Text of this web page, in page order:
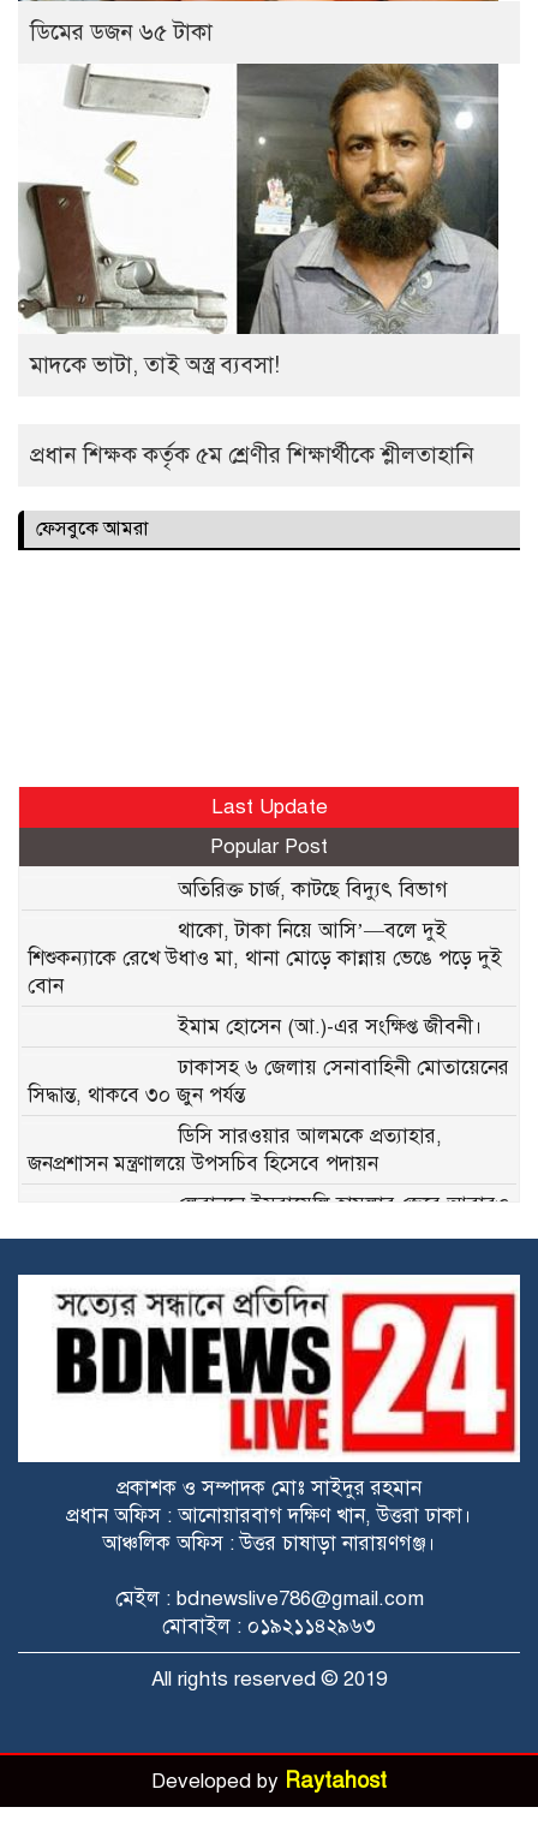
ডিমের ডজন ৬৫ টাকা
মাদকে ভাটা, তাই অস্ত্র ব্যবসা!
প্রধান শিক্ষক কর্তৃক ৫ম শ্রেণীর শিক্ষার্থীকে শ্লীলতাহানি
ফেসবুকে আমরা
Last Update
Popular Post
অতিরিক্ত চার্জ, কাটছে বিদ্যুৎ বিভাগ
থাকো, টাকা নিয়ে আসি’—বলে দুই
শিশুকন্যাকে রেখে উধাও মা, থানা মোড়ে কান্নায় ভেঙে পড়ে দুই
বোন
ইমাম হোসেন (আ.)-এর সংক্ষিপ্ত জীবনী।
ঢাকাসহ ৬ জেলায় সেনাবাহিনী মোতায়েনের
সিদ্ধান্ত, থাকবে ৩০ জুন পর্যন্ত
ডিসি সারওয়ার আলমকে প্রত্যাহার,
জনপ্রশাসন মন্ত্রণালয়ে উপসচিব হিসেবে পদায়ন
লেবাননে ইসরায়েলি হামলার জেরে আবারও
৬০ দিনের জন্য হরমুজ প্রণালিতে টোল
মওকুফ ঘোষণা ইরানের
ইরানের সব বন্দরে নৌযান চলাচলের
অবরোধ প্রত্যাহার করল যুক্তরাষ্ট্র
নির্মাণাধীন মাদরাসার ওয়াশরুমে ‘মেইড ইন
পাকিস্তান’ লেখা রিভলবার উদ্ধার
সুইজারল্যান্ডে ইরান-যুক্তরাষ্ট্র বৈঠক বাতিল,
এমওইউ স্বাক্ষরের পর নতুন মোড়।
প্রকাশক ও সম্পাদক মোঃ সাইদুর রহমান
প্রধান অফিস : আনোয়ারবাগ দক্ষিণ খান, উত্তরা ঢাকা।
আঞ্চলিক অফিস : উত্তর চাষাড়া নারায়ণগঞ্জ।
মেইল : bdnewslive786@gmail.com
মোবাইল : ০১৯২১১৪২৯৬৩
All rights reserved © 2019
Developed by Raytahost